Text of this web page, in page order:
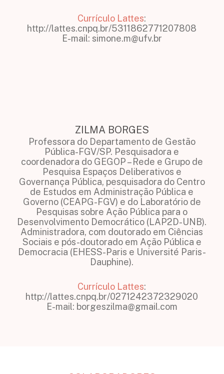
Currículo Lattes:
http://lattes.cnpq.br/5311862771207808
E-mail: simone.m@ufv.br
ZILMA BORGES
Professora do Departamento de Gestão
Pública-FGV/SP. Pesquisadora e
coordenadora do GEGOP – Rede e Grupo de
Pesquisa Espaços Deliberativos e
Governança Pública, pesquisadora do Centro
de Estudos em Administração Pública e
Governo (CEAPG-FGV) e do Laboratório de
Pesquisas sobre Ação Pública para o
Desenvolvimento Democrático (LAP2D-UNB).
Administradora, com doutorado em Ciências
Sociais e pós-doutorado em Ação Pública e
Democracia (EHESS-Paris e Université Paris-
Dauphine).
Currículo Lattes:
http://lattes.cnpq.br/0271242372329020
E-mail: borgeszilma@gmail.com